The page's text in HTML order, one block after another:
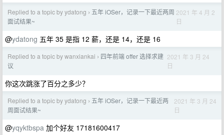
Replied to a topic by ydatong › 五年 iOSer，记录一下最近两周
面试结果~
2021 年 4 月 2
日
@ydatong 五年 35 是指 12 薪，还是 14，还是 16
Replied to a topic by wanxiankai › 四年前端 offer 选择求建
议
2021 年 3 月 24
日
你这次跳涨了百分之多少？
Replied to a topic by ydatong › 五年 iOSer，记录一下最近两
周面试结果~
2021 年 3 月 24
日
@yqyktbspa 加个好友 17181600417